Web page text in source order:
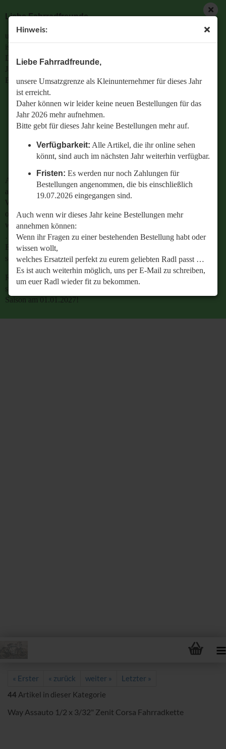
Hinweis:
Liebe Fahrradfreunde,
unsere Umsatzgrenze als Kleinunternehmer für dieses Jahr
ist erreicht.
Daher können wir leider keine neuen Bestellungen für das
Jahr 2026 mehr aufnehmen.
Bitte gebt für dieses Jahr keine Bestellungen mehr auf.
Verfügbarkeit: Alle Artikel, die ihr online sehen
könnt, sind auch im nächsten Jahr weiterhin verfügbar.
Fristen: Es werden nur noch Zahlungen für
Bestellungen angenommen, die bis einschließlich
19.07.2026 eingegangen sind.
Auch wenn wir dieses Jahr keine Bestellungen mehr
annehmen können:
Wenn ihr Fragen zu einer bestehenden Bestellung habt oder
wissen wollt,
welches Ersatzteil perfekt zu eurem geliebten Radl passt …
Es ist auch weiterhin möglich, uns per E-Mail zu schreiben,
um euer Radl wieder fit zu bekommen.
Retrobike wünscht euch eine gesunde Radlzeit und freut
Liebe Fahrradfreunde,
unsere Umsatzgrenze als Kleinunternehmer für dieses Jahr
ist erreicht.
Daher können wir leider keine neuen Bestellungen für das
Jahr 2026 mehr aufnehmen.
Bitte gebt für dieses Jahr keine Bestellungen mehr auf.
Verfügbarkeit: Alle Artikel, die ihr online sehen
könnt, sind auch im nächsten Jahr weiterhin
verfügbar.
Bestellungen angenommen, die bis einschließlich
19.07.2026 eingegangen sind.
Auch wenn wir dieses Jahr keine Bestellungen mehr
annehmen können:
Wenn ihr Fragen zu einer bestehenden Bestellung habt
oder wissen wollt,
welches Ersatzteil perfekt zu eurem geliebten Radl passt
…
Es ist auch weiterhin möglich, uns per E-Mail zu
schreiben, um euer Radl wieder fit zu bekommen.
Retrobike wünscht euch eine gesunde Radlzeit und freut
sich schon jetzt auf den gemeinsamen Start in die neue
Saison am 01.01.2027!
« Erster « zurück weiter »
Letzter »
44 Artikel in dieser Kategorie
Way Assauto 1/2 x 3/32" Zenit Corsa Fahrradkette